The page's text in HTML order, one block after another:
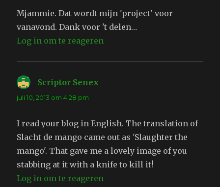
Mjammie. Dat wordt mijn 'project' voor
vanavond. Dank voor 't delen…
Log in om te reageren
Scriptor Senex
juli 10, 2013 om 4:28 pm
I read your blog in English. The translation of
Slacht de mango came out as 'Slaughter the
mango'. That gave me a lovely image of you
stabbing at it with a knife to kill it!
Log in om te reageren